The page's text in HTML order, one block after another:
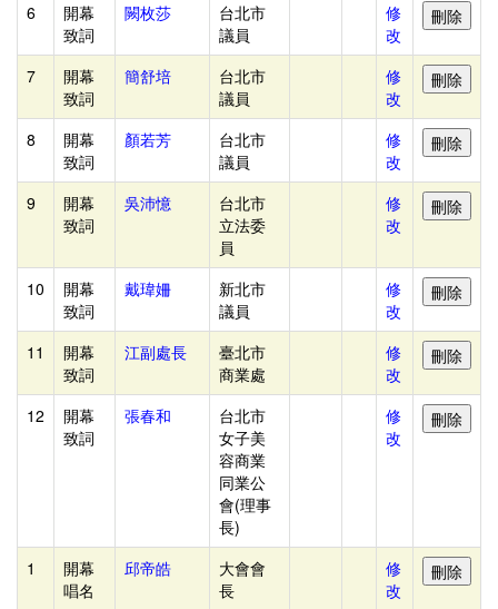
監
察
資
料
管
理
郵
寄
管
理
搖
評
作
業
+關
6
開幕
致詞
闕枚莎
台北市
議員
修
改
7
開幕
致詞
簡舒培
台北市
議員
修
改
8
開幕
致詞
顏若芳
台北市
議員
修
改
9
開幕
致詞
吳沛憶
台北市
立法委
員
修
改
10
開幕
致詞
戴瑋姍
新北市
議員
修
改
11
開幕
致詞
江副處長
臺北市
商業處
修
改
12
開幕
致詞
張春和
台北市
女子美
容商業
同業公
會(理事
長)
修
改
1
開幕
唱名
邱帝皓
大會會
長
修
改